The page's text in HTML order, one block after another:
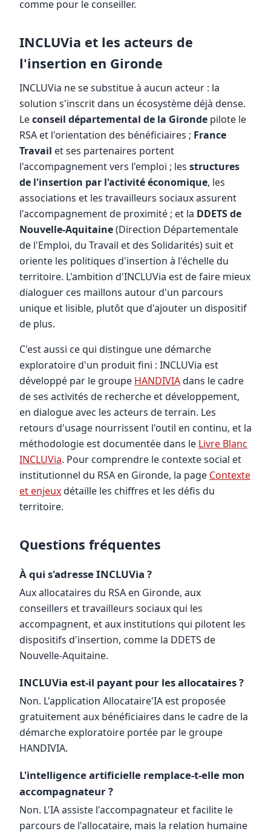
comme pour le conseiller.
INCLUVia et les acteurs de
l'insertion en Gironde
INCLUVia ne se substitue à aucun acteur : la
solution s'inscrit dans un écosystème déjà dense.
Leconseil départemental de la Gironde pilote le
RSA et l'orientation des bénéficiaires ; France
Travail et ses partenaires portent
l'accompagnement vers l'emploi ; les structures
de l'insertion par l'activité économique, les
associations et les travailleurs sociaux assurent
l'accompagnement de proximité ; et la DDETS de
Nouvelle-Aquitaine(Direction Départementale
de l'Emploi, du Travail et des Solidarités) suit et
oriente les politiques d'insertion à l'échelle du
territoire. L'ambition d'INCLUVia est de faire mieux
dialoguer ces maillons autour d'un parcours
unique et lisible, plutôt que d'ajouter un dispositif
de plus.
C'est aussi ce qui distingue une démarche
exploratoire d'un produit fini : INCLUVia est
développé par le groupe HANDIVIAdans le cadre
de ses activités de recherche et développement,
en dialogue avec les acteurs de terrain. Les
retours d'usage nourrissent l'outil en continu, et la
méthodologie est documentée dans le Livre Blanc
INCLUVia. Pour comprendre le contexte social et
institutionnel du RSA en Gironde, la page Contexte
et enjeuxdétaille les chiffres et les défis du
territoire.
Questions fréquentes
À qui s'adresse INCLUVia ?
Aux allocataires du RSA en Gironde, aux
conseillers et travailleurs sociaux qui les
accompagnent, et aux institutions qui pilotent les
dispositifs d'insertion, comme la DDETS de
Nouvelle-Aquitaine.
INCLUVia est-il payant pour les allocataires ?
Non. L'application Allocataire'IA est proposée
gratuitement aux bénéficiaires dans le cadre de la
démarche exploratoire portée par le groupe
HANDIVIA.
L'intelligence artificielle remplace-t-elle mon
accompagnateur ?
Non. L'IA assiste l'accompagnateur et facilite le
parcours de l'allocataire, mais la relation humaine